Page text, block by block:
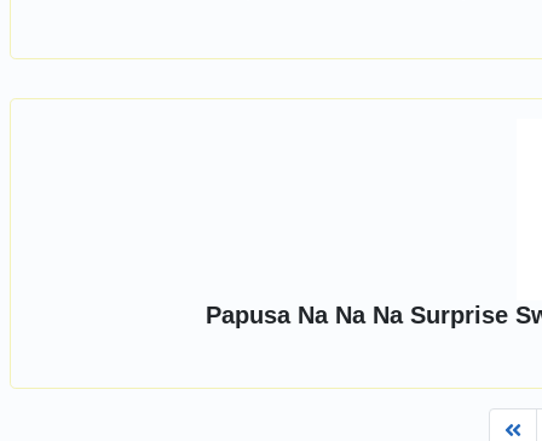
Papusa Na Na Na Surprise